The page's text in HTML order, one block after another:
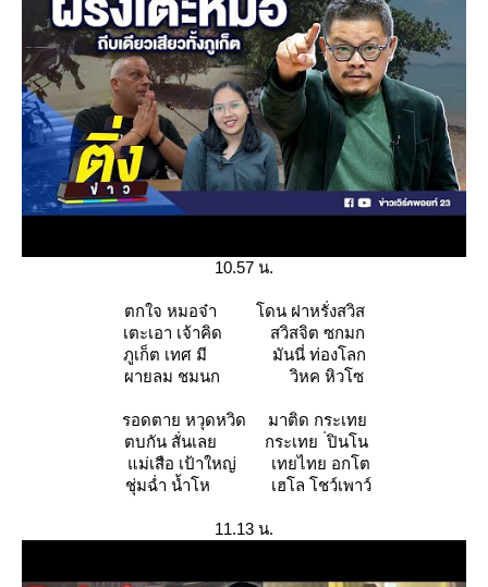
10.57 น.
ตกใจ หมอจ๋า โดน ฝาหรั่งสวิส
เตะเอา เจ้าคิด สวิสจิต ซกมก
ภูเก็ต เทศ มี มันนี่ ท่องโลก
ผายลม ชมนก วิหค หิวโซ
รอดตาย หวุดหวิด มาติด กระเท
ตบกัน สั่นเลย กระเทย ่ปินโน
ม่เสือ เป้าใหญ่ เทยไทย อกโต
ชุ่มฉ่ำ น้ำโห เฮโล โชว์เพาว์
11.13 น.